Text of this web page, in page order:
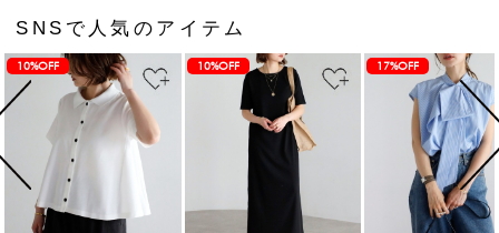
SNSで人気のアイテム
10%OFF 10%OFF 17%OFF